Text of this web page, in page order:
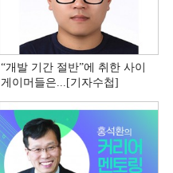
“개발 기간 절반”에 취한 사이
게이머들은...[기자수첩]